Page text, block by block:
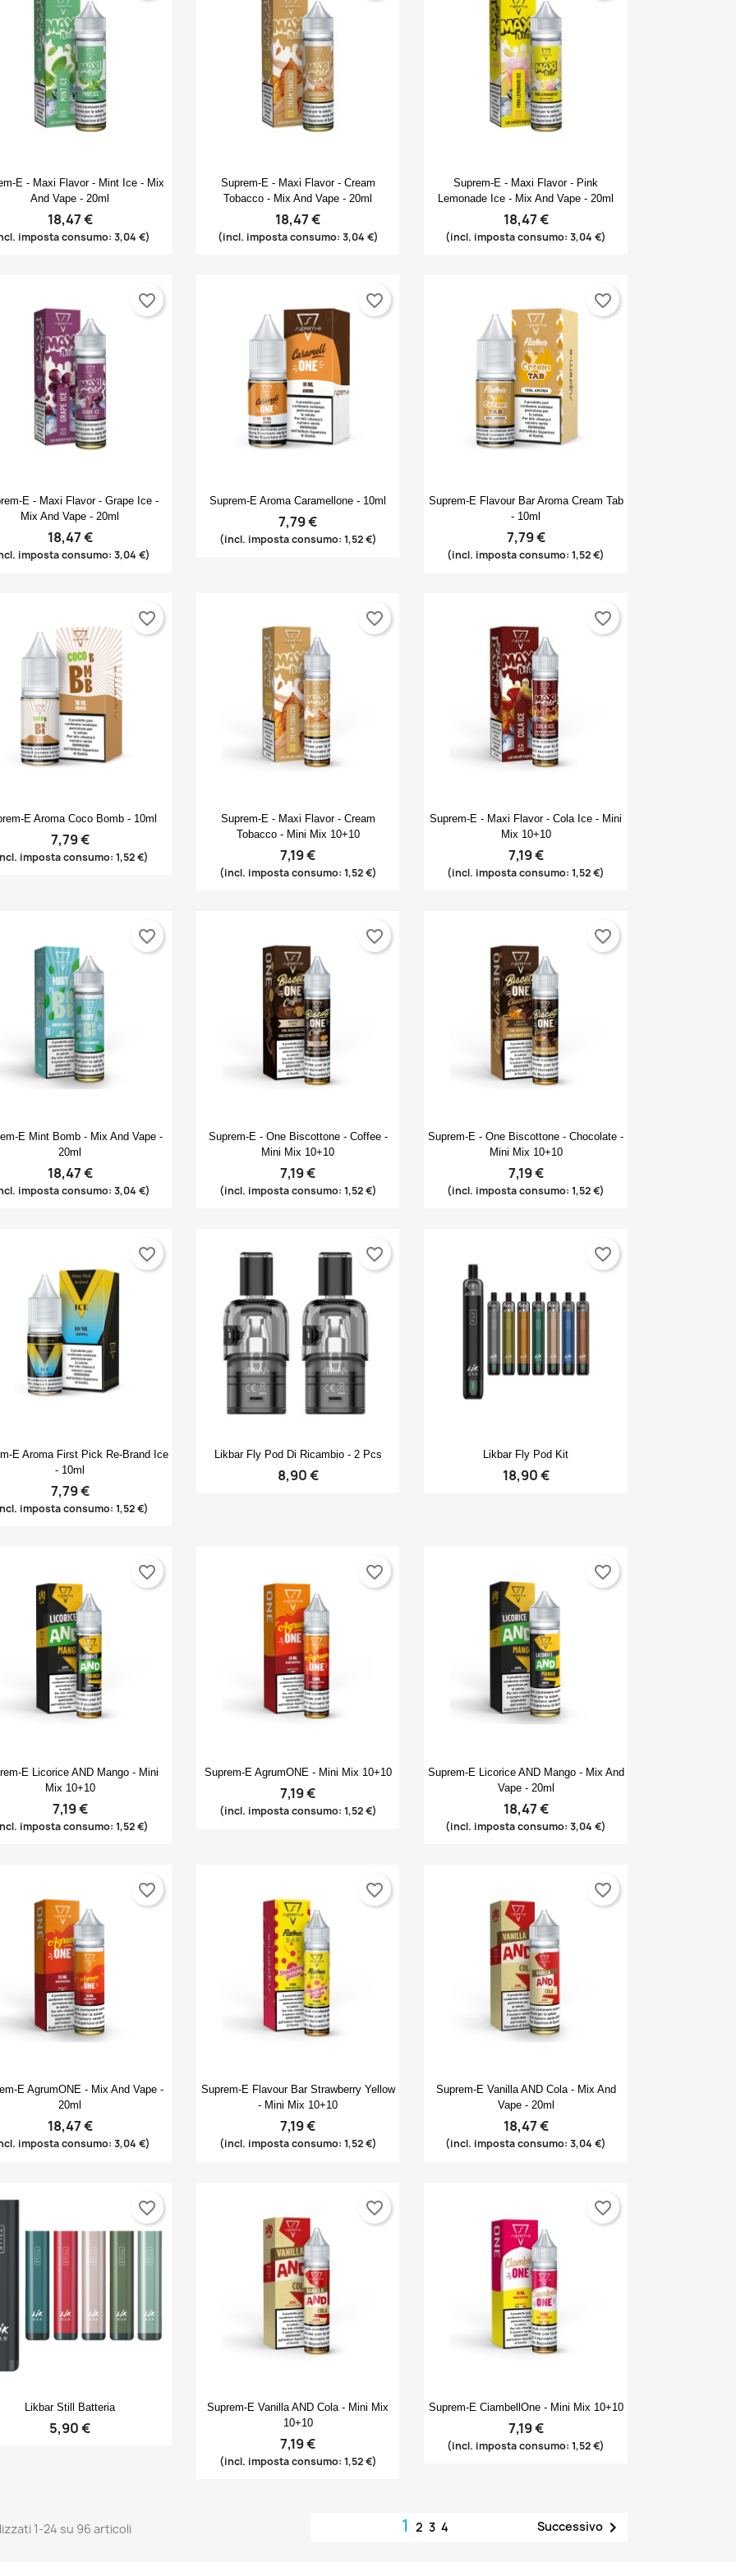
alla lista dei desideri
new list
lista dei desideri ×
lista dei desideri
Crea lista dei desideri
×
((cancelText)) ((modalDeleteText))
×
avere effettuato l'accesso per salvare dei prodotti nella tua lista
Annulla Accedi
Anteprima
E - Maxi Flavor - Mint Ice - Mix
And Vape - 20ml
18,47 €
imposta consumo: 3,04 €)
 Anteprima
Suprem-E - Maxi Flavor - Cream
Tobacco - Mix And Vape - 20ml
18,47 €
(incl. imposta consumo: 3,04 €)
 Anteprima
Suprem-E - Maxi Flavor - Pink
Lemonade Ice - Mix And Vape - 20ml
18,47 €
(incl. imposta consumo: 3,04 €)
Anteprima
E - Maxi Flavor - Grape Ice -
Mix And Vape - 20ml
18,47 €
imposta consumo: 3,04 €)
favorite_border
Anteprima
Suprem-E Aroma Caramellone - 10ml
7,79 €
(incl. imposta consumo: 1,52 €)
favorite_border
Anteprima
Suprem-E Flavour Bar Aroma Cream Tab
- 10ml
7,79 €
(incl. imposta consumo: 1,52 €)
favorite_border
Anteprima
E Aroma Coco Bomb - 10ml
7,79 €
imposta consumo: 1,52 €)
favorite_border
 Anteprima
Suprem-E - Maxi Flavor - Cream
Tobacco - Mini Mix 10+10
7,19 €
(incl. imposta consumo: 1,52 €)
favorite_border
Anteprima
Suprem-E - Maxi Flavor - Cola Ice - Mini
Mix 10+10
7,19 €
(incl. imposta consumo: 1,52 €)
favorite_border
Anteprima
E Mint Bomb - Mix And Vape -
20ml
18,47 €
imposta consumo: 3,04 €)
favorite_border
Anteprima
Suprem-E - One Biscottone - Coffee -
Mini Mix 10+10
7,19 €
(incl. imposta consumo: 1,52 €)
favorite_border
Anteprima
Suprem-E - One Biscottone - Chocolate -
Mini Mix 10+10
7,19 €
(incl. imposta consumo: 1,52 €)
favorite_border
Anteprima
E Aroma First Pick Re-Brand Ice
- 10ml
7,79 €
imposta consumo: 1,52 €)
favorite_border
Anteprima
Likbar Fly Pod Di Ricambio - 2 Pcs
8,90 €
favorite_border
Anteprima
Likbar Fly Pod Kit
18,90 €
favorite_border
Anteprima
E Licorice AND Mango - Mini
Mix 10+10
7,19 €
imposta consumo: 1,52 €)
favorite_border
Anteprima
Suprem-E AgrumONE - Mini Mix 10+10
7,19 €
(incl. imposta consumo: 1,52 €)
favorite_border
Anteprima
Suprem-E Licorice AND Mango - Mix And
Vape - 20ml
18,47 €
(incl. imposta consumo: 3,04 €)
favorite_border
Anteprima
E AgrumONE - Mix And Vape -
20ml
18,47 €
imposta consumo: 3,04 €)
favorite_border
Anteprima
Suprem-E Flavour Bar Strawberry Yellow
- Mini Mix 10+10
7,19 €
(incl. imposta consumo: 1,52 €)
favorite_border
Anteprima
Suprem-E Vanilla AND Cola - Mix And
Vape - 20ml
18,47 €
(incl. imposta consumo: 3,04 €)
favorite_border
Anteprima
Likbar Still Batteria
5,90 €
favorite_border
Anteprima
Suprem-E Vanilla AND Cola - Mini Mix
10+10
7,19 €
(incl. imposta consumo: 1,52 €)
favorite_border
Anteprima
Suprem-E CiambellOne - Mini Mix 10+10
7,19 €
(incl. imposta consumo: 1,52 €)
favorite_border
1-24 su 96 articoli 1234 Successivo